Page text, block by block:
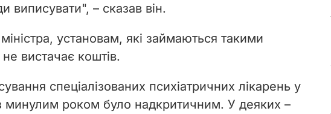
виписувати", – сказав він.
установам, які займаються такими
вистачає коштів.
спеціалізованих психіатричних лікарень у
минулим роком було надкритичним. У деяких –